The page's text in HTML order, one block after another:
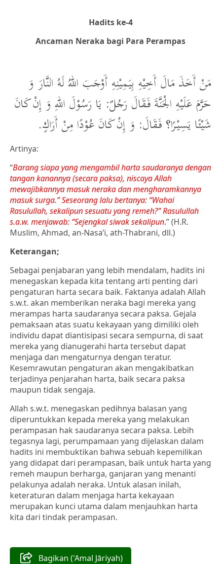
Hadits ke-4
Ancaman Neraka bagi Para Perampas
مَنْ أَخَذَ مَالَ أَخِيْهِ بِيَمِيْنِهِ أَوْجَبَ اللهُ لَهُ النَّارَ وَ
حَرَّمَ عَلَيْهِ الْجَنَّةَ فَقَالَ رَجُلٌ: يَا رَسُوْلَ اللهِ وَ إِنْ كَانَ
شَيْئًا يَسِيْرًا؟ فَقَالَ: وَ إِنْ كَانَ عُوْدًا مِنْ أَرَاكٍ.
Artinya:
“Barang siapa yang mengambil harta saudaranya dengan
tangan kanannya (secara paksa), niscaya Allah
mewajibkannya masuk neraka dan mengharamkannya
masuk surga.” Seseorang lalu bertanya: “Wahai
Rasulullah, sekalipun sesuatu yang remeh?” Rasulullah
s.a.w. menjawab: “Sejengkal siwak sekalipun.” (H.R.
Muslim, Ahmad, an-Nasa’i, ath-Thabrani, dll.)
Keterangan;
Sebagai penjabaran yang lebih mendalam, hadits ini
menegaskan kepada kita tentang arti penting dari
pengaturan harta secara baik. Faktanya adalah Allah
s.w.t. akan memberikan neraka bagi mereka yang
merampas harta saudaranya secara paksa. Gejala
pemaksaan atas suatu kekayaan yang dimiliki oleh
individu dapat diantisipasi secara sempurna, di saat
mereka yang dianugerahi harta tersebut dapat
menjaga dan mengaturnya dengan teratur.
Kesemrawutan pengaturan akan mengakibatkan
terjadinya penjarahan harta, baik secara paksa
maupun tidak sengaja.
Allah s.w.t. menegaskan pedihnya balasan yang
diperuntukkan kepada mereka yang melakukan
perampasan hak saudaranya secara paksa. Lebih
tegasnya lagi, perumpamaan yang dijelaskan dalam
hadits ini membuktikan bahwa sebuah kepemilikan
yang didapat dari perampasan, baik untuk harta yang
remeh maupun berharga, ganjaran yang menanti
pelakunya adalah neraka. Untuk alasan inilah,
keteraturan dalam menjaga harta kekayaan
merupakan kunci utama dalam menjauhkan harta
kita dari tindak perampasan.
Bagikan ('Amal Jāriyah)